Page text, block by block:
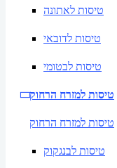
טיסות לאתונה
טיסות לדובאי
טיסות לבטומי
טיסות למזרח הרחוק
טיסות למזרח הרחוק
טיסות לבנגקוק